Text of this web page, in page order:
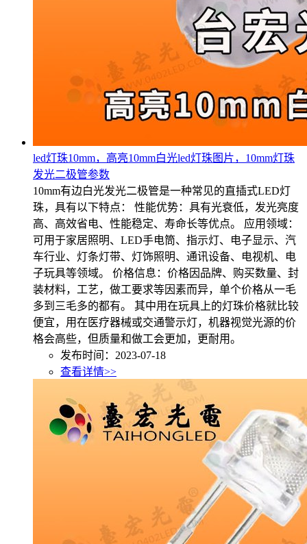
led灯珠10mm，高亮10mm白光led灯珠图片，10mm灯珠
发光二极管参数
10mm有边白光发光二极管是一种常见的直插式LED灯
珠，具有以下特点： 性能优势：具有光衰低，发光亮度
高、高效省电、性能稳定、寿命长等优点。 应用领域：
可用于家居照明、LED手电筒、指示灯、电子显示、汽
车行业、灯条灯带、灯饰照明、通讯设备、电视机、电
子玩具等领域。 价格信息：价格因品牌、购买数量、封
装材料，工艺，做工要求等因素而异，单个价格从一毛
多到三毛多的都有。 其中用在玩具上的灯珠价格就比较
便宜，用在医疗器械或交通警示灯，机器视觉光源的价
格会高些，但质量和做工会更加，更耐用。
发布时间：2023-07-18
查看详情>>